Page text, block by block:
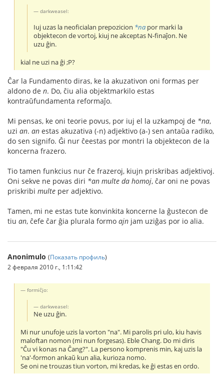
darkweasel:
Iuj uzas la neoficialan prepozicion *na por marki la
objektecon de vortoj, kiuj ne akceptas N-finaĵon. Ne
uzu ĝin.
kial ne uzi na ĝi ;P?
Ĉar la Fundamento diras, ke la akuzativon oni formas per
aldono de n. Do, ĉiu alia objektmarkilo estas
kontraŭfundamenta reformaĵo.
Mi pensas, ke oni teorie povus, por iuj el la uzkampoj de *na,
uzi an. an estas akuzativa (-n) adjektivo (a-) sen antaŭa radiko,
do sen signifo. Ĝi nur ĉeestas por montri la objektecon de la
koncerna frazero.
Tio tamen funkcius nur ĉe frazeroj, kiujn priskribas adjektivoj.
Oni sekve ne povas diri *an multe da homoj, ĉar oni ne povas
priskribi multe per adjektivo.
Tamen, mi ne estas tute konvinkita koncerne la ĝustecon de
tiu an, ĉefe ĉar ĝia plurala formo ajn jam uziĝas por io alia.
Anonimulo (Показать профиль)
2 февраля 2010 г., 1:11:42
formiĉjo:
darkweasel:
Ne uzu ĝin.
Mi nur unufoje uzis la vorton "na". Mi parolis pri ulo, kiu havis
maloftan nomon (mi nun forgesas). Eble Chang. Do mi diris
"Ĉu vi konas na Ĉang?". La persono komprenis min, kaj uzis la
'na'-formon ankaŭ kun alia, kurioza nomo.
Se oni ne trouzas tiun vorton, mi kredas, ke ĝi estas en ordo.